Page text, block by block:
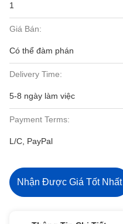
1
Giá Bán:
Có thể đàm phán
Delivery Time:
5-8 ngày làm việc
Payment Terms:
L/C, PayPal
Nhận Được Giá Tốt Nhất